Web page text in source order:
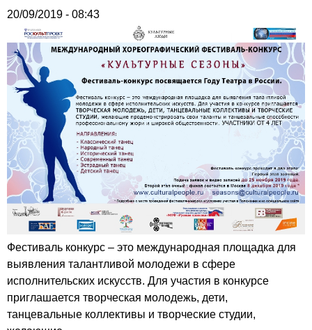
20/09/2019 - 08:43
Фестиваль конкурс – это международная площадка для
выявления талантливой молодежи в сфере
исполнительских искусств. Для участия в конкурсе
приглашается творческая молодежь, дети,
танцевальные коллективы и творческие студии,